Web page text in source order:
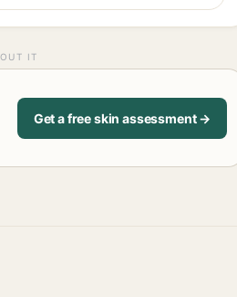
IT
Get a free skin assessment →